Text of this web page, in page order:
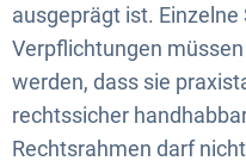
ausgeprägt ist.
Verpflichtungen
werden, dass sie
rechtssicher
Rechtsrahmen darf